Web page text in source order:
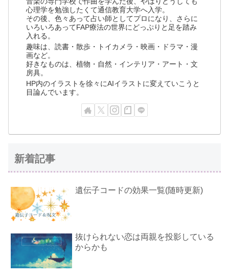
心理学を勉強したくて通信教育大学へ入学。
その後、色々あって占い師としてプロになり、さらに
いろいろあってFAP療法の世界にどっぷりと足を踏み
入れる。
趣味は、読書・散歩・トイカメラ・映画・ドラマ・漫
画など。
好きなものは、植物・自然・インテリア・アート・文
房具。
HP内のイラストを徐々にAIイラストに変えていこうと
目論んでいます。
新着記事
遺伝子コードの効果一覧(随時更新)
抜けられない恋は両親を投影している
からかも